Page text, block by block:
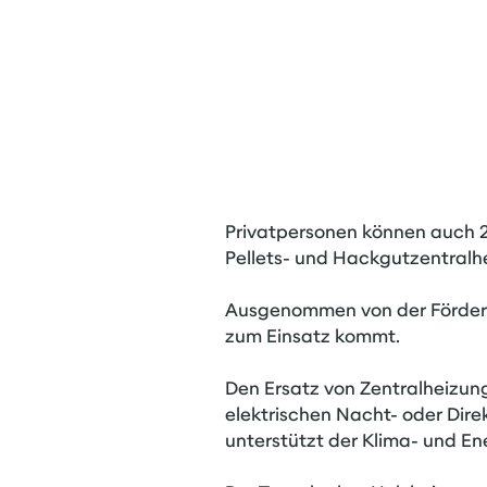
Privatpersonen können auch
Pellets- und
Ausgenommen von der
zum Einsatz kommt.
Den Ersatz von
elektrischen Nacht- oder
unterstützt der Klima- und